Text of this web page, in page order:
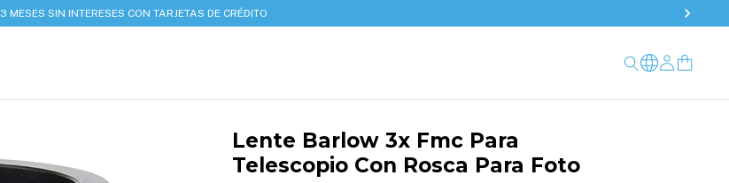
3 MESES SIN INTERESES CON TARJETAS DE CRÉDITO
Lente Barlow 3x Fmc Para
Telescopio Con Rosca Para Foto